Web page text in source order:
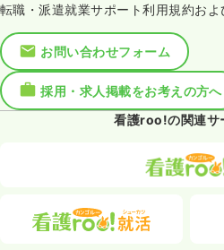
転職・派遣就業サポート利用規約お
お問い合わせフォーム
採用・求人掲載をお考えの方へ
看護roo!の関連サ